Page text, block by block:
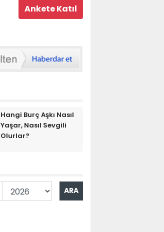
Hangi Burç Aşkı Nasıl
Yaşar, Nasıl Sevgili
Olurlar?